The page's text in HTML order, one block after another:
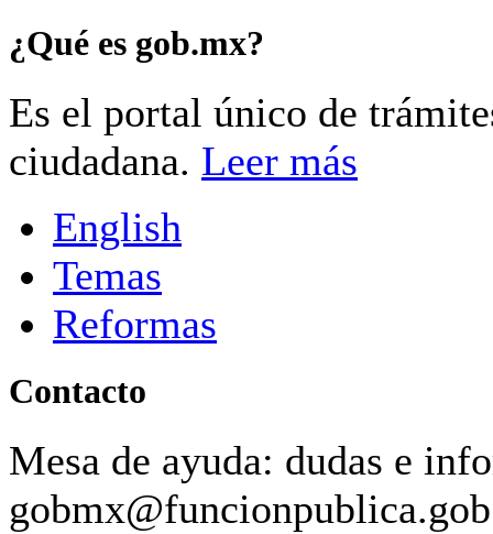
¿Qué es gob.mx?
Es el portal único de
ciudadana. Leer más
English
Temas
Reformas
Contacto
Mesa de ayuda: dudas e